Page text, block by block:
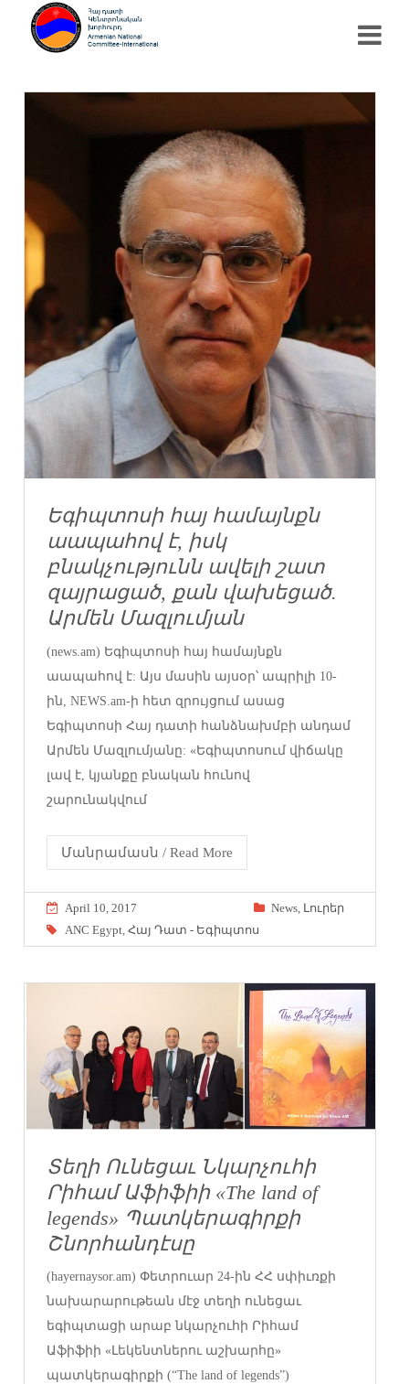
Եգիպտոսի հայ համայնքն
աապահով է, իսկ
բնակչությունն ավելի շատ
զայրացած, քան վախեցած.
Արմեն Մազլումյան
(news.am) Եգիպտոսի հայ համայնքն
աապահով է: Այս մասին այսօր՝ ապրիլի 10-
ին, NEWS.am-ի հետ զրույցում ասաց
Եգիպտոսի Հայ դատի հանձնախմբի անդամ
Արմեն Մազլումյանը: «Եգիպտոսում վիճակը
լավ է, կյանքը բնական հունով
շարունակվում
Մանրամասն / Read More
April 10, 2017 News, Լուրեր
ANC Egypt ,Հայ Դատ - Եգիպտոս
Տեղի Ունեցաւ Նկարչուհի
Րիհամ Աֆիֆիի «The land of
legends» Պատկերագիրքի
Շնորհանդէսը
(hayernaysor.am) Փետրուար 24-ին ՀՀ սփիւռքի
նախարարութեան մէջ տեղի ունեցաւ
եգիպտացի արաբ նկարչուհի Րիհամ
Աֆիֆիի «Լեկենտներու աշխարհը»
պատկերագիրքի (“The land of legends”)